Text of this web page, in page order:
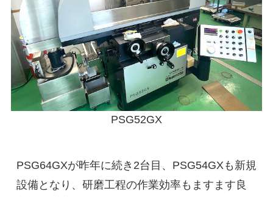
PSG52GX
PSG64GXが昨年に続き2台目、PSG54GXも新規
設備となり、研磨工程の作業効率もますます良